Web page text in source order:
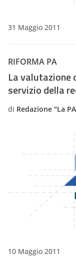
31 Maggio 2011
RIFORMA PA
La valutazione
servizio della
di Redazione "La
10 Maggio 2011